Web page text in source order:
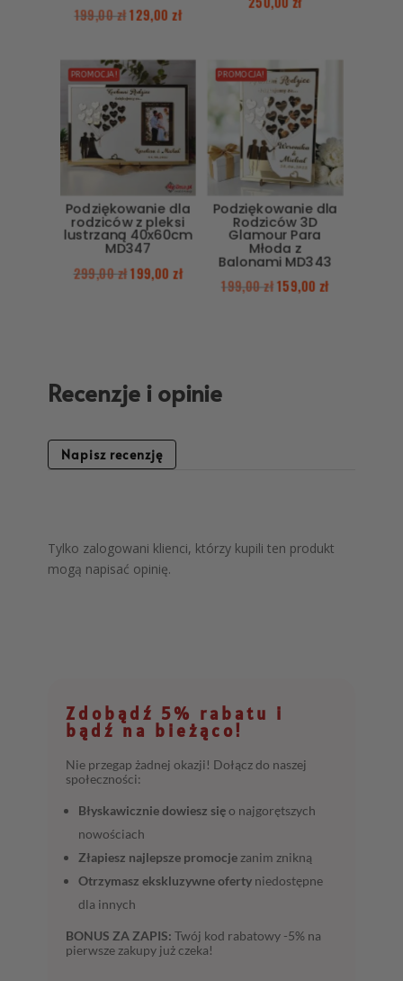
199,00zł129,00 zł
PROMOCJA!
Podziękowanie dla
rodziców z pleksi
lustrzaną 40x60cm
MD347
299,00zł199,00 zł
PROMOCJA!
Podziękowanie dla
Rodziców 3D
Glamour Para
Młoda z
Balonami MD343
199,00 zł159,00 zł
Recenzje i opinie
Napisz recenzję
Tylko zalogowani klienci, którzy kupili ten produkt
mogą napisać opinię.
Zdobądź 5% rabatu i
bądź na bieżąco!
Nie przegap żadnej okazji! Dołącz do naszej
społeczności:
Błyskawicznie dowiesz sięo najgorętszych
nowościach
Złapiesz najlepsze promocje zanim znikną
Otrzymasz ekskluzywne oferty niedostępne
dla innych
BONUS ZA ZAPIS: Twój kod rabatowy -5% na
pierwsze zakupy już czeka!